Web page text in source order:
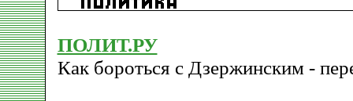
ПОЛИТ.РУ
Как бороться с Дзержинским -